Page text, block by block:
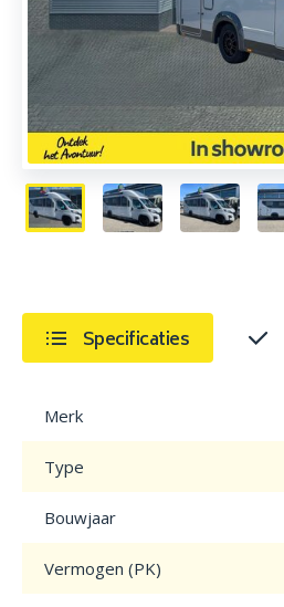
Specificaties
Merk
Type
Bouwjaar
Vermogen (PK)